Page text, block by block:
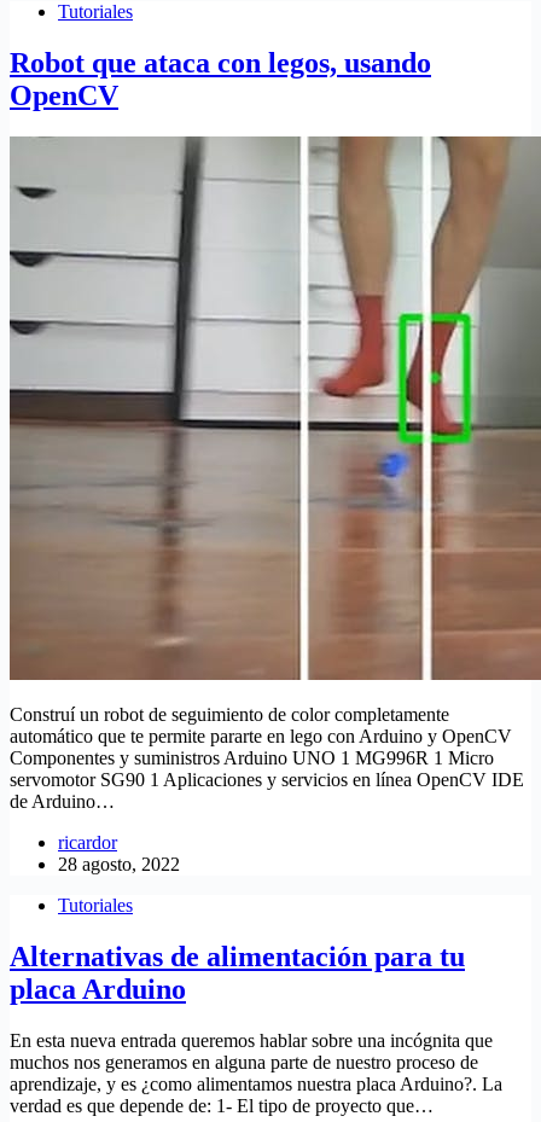
Tutoriales
Robot que ataca con legos, usando
OpenCV
Construí un robot de seguimiento de color completamente
automático que te permite pararte en lego con Arduino y OpenCV
Componentes y suministros Arduino UNO 1 MG996R 1 Micro
servomotor SG90 1 Aplicaciones y servicios en línea OpenCV IDE
de Arduino…
ricardor
28 agosto, 2022
Tutoriales
Alternativas de alimentación para tu
placa Arduino
En esta nueva entrada queremos hablar sobre una incógnita que
muchos nos generamos en alguna parte de nuestro proceso de
aprendizaje, y es ¿como alimentamos nuestra placa Arduino?. La
verdad es que depende de: 1- El tipo de proyecto que…